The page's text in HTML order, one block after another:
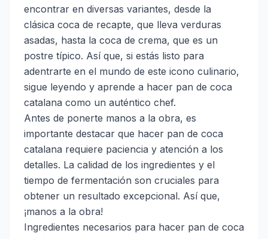
encontrar en diversas variantes, desde la
clásica coca de recapte, que lleva verduras
asadas, hasta la coca de crema, que es un
postre típico. Así que, si estás listo para
adentrarte en el mundo de este icono culinario,
sigue leyendo y aprende a hacer pan de coca
catalana como un auténtico chef.
Antes de ponerte manos a la obra, es
importante destacar que hacer pan de coca
catalana requiere paciencia y atención a los
detalles. La calidad de los ingredientes y el
tiempo de fermentación son cruciales para
obtener un resultado excepcional. Así que,
¡manos a la obra!
Ingredientes necesarios para hacer pan de coca